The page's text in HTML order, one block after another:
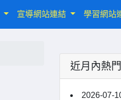
宣導網站連結 學習網站
近月內熱
2026-07-